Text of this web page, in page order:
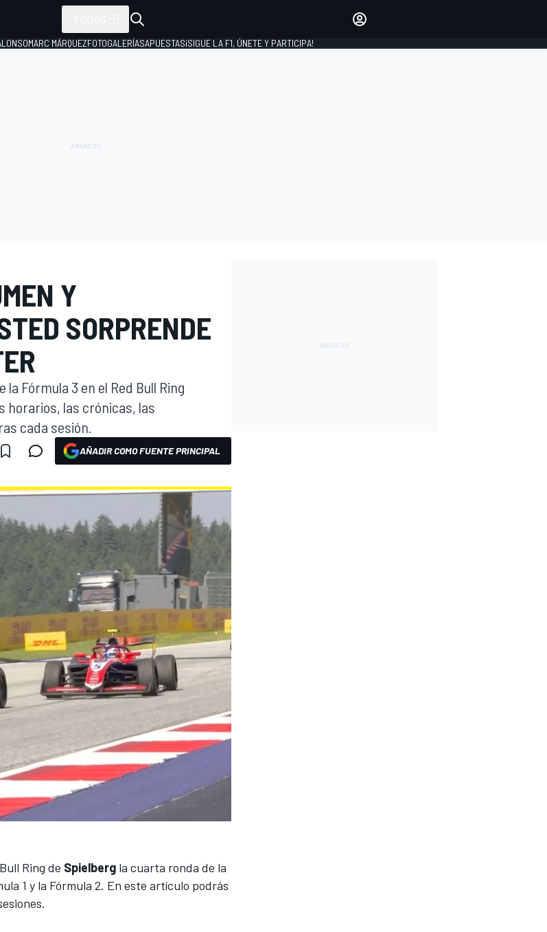
MARC MÁRQUEZFOTOGALERÍASAPUESTAS¡SIGUE LA F1, ÚNETE Y PARTICIPA!
Y
SORPRENDE
Fórmula 3 en el Red Bull Ring
horarios, las crónicas, las
cada sesión.
AÑADIR COMO FUENTE PRINCIPAL
Ring de Spielberg la cuarta ronda de la
1 y la Fórmula 2. En este artículo podrás